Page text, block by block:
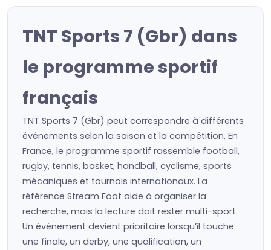
TNT Sports 7 (Gbr) dans
le programme sportif
français
TNT Sports 7 (Gbr) peut correspondre à différents
événements selon la saison et la compétition. En
France, le programme sportif rassemble football,
rugby, tennis, basket, handball, cyclisme, sports
mécaniques et tournois internationaux. La
référence Stream Foot aide à organiser la
recherche, mais la lecture doit rester multi-sport.
Un événement devient prioritaire lorsqu’il touche
une finale, un derby, une qualification, un